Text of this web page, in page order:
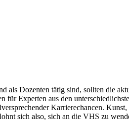
als Dozenten tätig sind, sollten die
Experten aus den
Karrierechancen.
sich also, sich an die VHS zu